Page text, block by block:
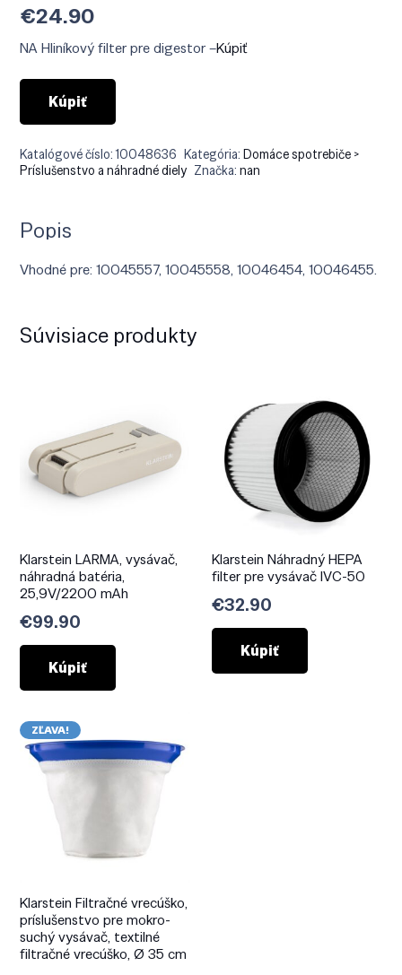
€24.90
NA Hliníkový filter pre digestor –Kúpiť
Kúpiť
Katalógové číslo:10048636 Kategória:Domáce spotrebiče >
Príslušenstvo a náhradné diely Značka:nan
Popis
Vhodné pre: 10045557, 10045558, 10046454, 10046455.
Súvisiace produkty
Klarstein LARMA, vysávač,
náhradná batéria,
25,9V/2200 mAh
€99.90
Kúpiť
Klarstein Náhradný HEPA
filter pre vysávač IVC-50
€32.90
Kúpiť
ZĽAVA!
Klarstein Filtračné vrecúško,
príslušenstvo pre mokro-
suchý vysávač, textilné
filtračné vrecúško, Ø 35 cm